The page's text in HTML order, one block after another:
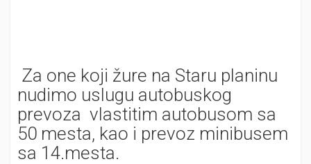
Za one koji žure na Staru planinu
nudimo uslugu autobuskog
prevoza vlastitim autobusom sa
50 mesta, kao i prevoz minibusem
sa 14.mesta.